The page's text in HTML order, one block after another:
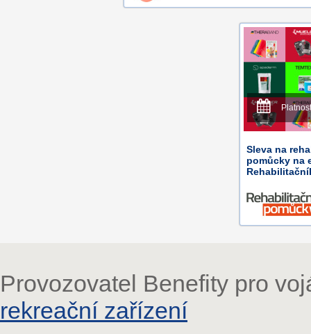
Sleva na
pomůcky na
Provozovatel Benefity pro
rekreační zařízení